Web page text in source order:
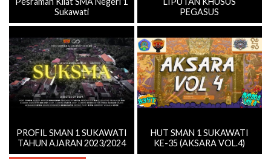
Sukawati
PEGASUS
PROFIL SMAN 1 SUKAWATI
TAHUN AJARAN 2023/2024
HUT SMAN 1 SUKAWATI
KE-35 (AKSARA VOL.4)